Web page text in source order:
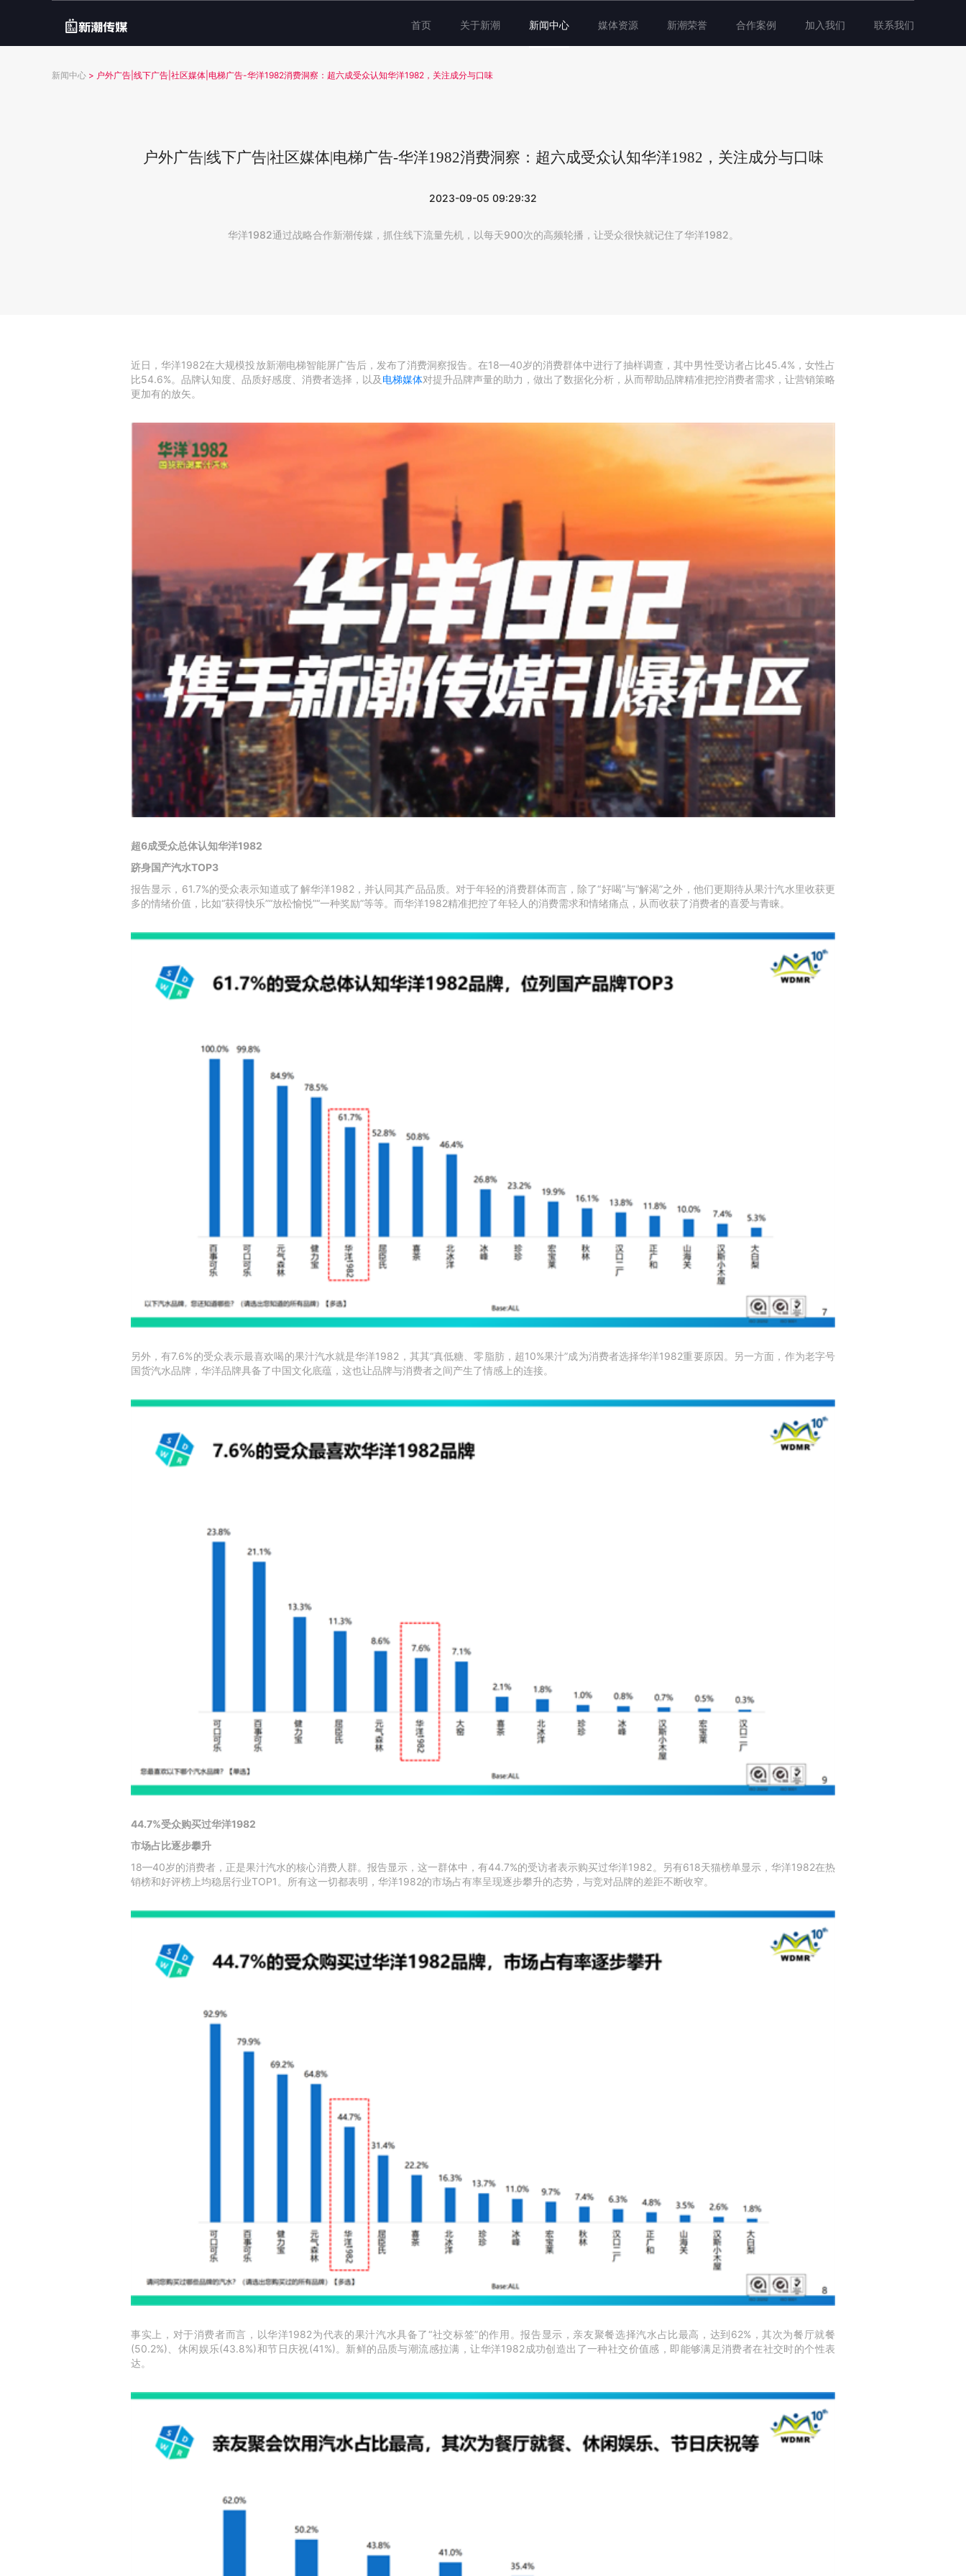
首页 关于新潮 新闻中心 媒体资源 新潮荣誉 合作案例 加入我们 联系我们
新闻中心 > 户外广告|线下广告|社区媒体|电梯广告-华洋1982消费洞察：超六成受众认知华洋1982，关注成分与口味
户外广告|线下广告|社区媒体|电梯广告-华洋1982消费洞察：超六成受众认知华洋1982，关注成分与口味
2023-09-05 09:29:32
华洋1982通过战略合作新潮传媒，抓住线下流量先机，以每天900次的高频轮播，让受众很快就记住了华洋1982。
近日，华洋1982在大规模投放新潮电梯智能屏广告后，发布了消费洞察报告。在18—40岁的消费群体中进行了抽样调查，其中男性受访者占比45.4%，女性占
比54.6%。品牌认知度、品质好感度、消费者选择，以及 电梯媒体对提升品牌声量的助力，做出了数据化分析，从而帮助品牌精准把控消费者需求，让营销策略
更加有的放矢。
超6成受众总体认知华洋1982
跻身国产汽水TOP3
报告显示，61.7%的受众表示知道或了解华洋1982，并认同其产品品质。对于年轻的消费群体而言，除了“好喝”与“解渴”之外，他们更期待从果汁汽水里收获更
多的情绪价值，比如“获得快乐”“放松愉悦”“一种奖励”等等。而华洋1982精准把控了年轻人的消费需求和情绪痛点，从而收获了消费者的喜爱与青睐。
另外，有7.6%的受众表示最喜欢喝的果汁汽水就是华洋1982，其其“真低糖、零脂肪，超10%果汁”成为消费者选择华洋1982重要原因。另一方面，作为老字号
国货汽水品牌，华洋品牌具备了中国文化底蕴，这也让品牌与消费者之间产生了情感上的连接。
44.7%受众购买过华洋1982
市场占比逐步攀升
18—40岁的消费者，正是果汁汽水的核心消费人群。报告显示，这一群体中，有44.7%的受访者表示购买过华洋1982。另有618天猫榜单显示，华洋1982在热
销榜和好评榜上均稳居行业TOP1。所有这一切都表明，华洋1982的市场占有率呈现逐步攀升的态势，与竞对品牌的差距不断收窄。
事实上，对于消费者而言，以华洋1982为代表的果汁汽水具备了“社交标签”的作用。报告显示，亲友聚餐选择汽水占比最高，达到62%，其次为餐厅就餐
(50.2%)、休闲娱乐(43.8%)和节日庆祝(41%)。新鲜的品质与潮流感拉满，让华洋1982成功创造出了一种社交价值感，即能够满足消费者在社交时的个性表
达。